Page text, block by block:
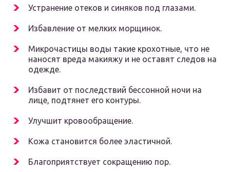
Устранение отеков и синяков под глазами.
Избавление от мелких морщинок.
Микрочастицы воды такие крохотные, что не
наносят вреда макияжу и не оставят следов на
одежде.
Избавит от последствий бессонной ночи на
лице, подтянет его контуры.
Улучшит кровообращение.
Кожа становится более эластичной.
Благоприятствует сокращению пор.